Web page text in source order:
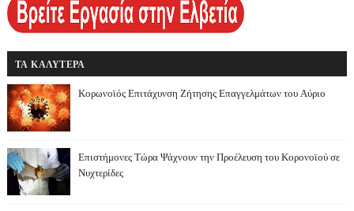
ΤΑ ΚΑΛΥΤΕΡΑ
Κορωνοϊός Επιτάχυνση Ζήτησης Επαγγελμάτων του Αύριο
Επιστήμονες Τώρα Ψάχνουν την Προέλευση του Κορονοϊού σε
Νυχτερίδες